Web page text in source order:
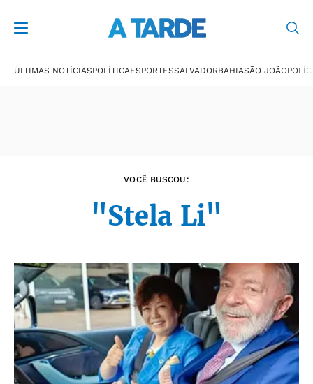
ÚLTIMAS NOTÍCIASPOLÍTICAESPORTESSALVADORBAHIASÃO JOÃO
VOCÊ BUSCOU:
"Stela Li"